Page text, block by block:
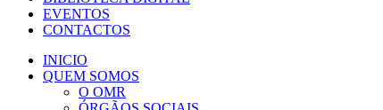
EVENTOS
CONTACTOS
INICIO
QUEM SOMOS
O OMR